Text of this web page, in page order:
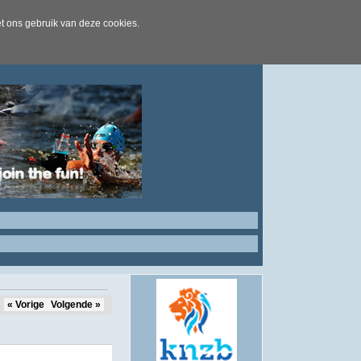
ons gebruik van deze cookies.
« Vorige Volgende »